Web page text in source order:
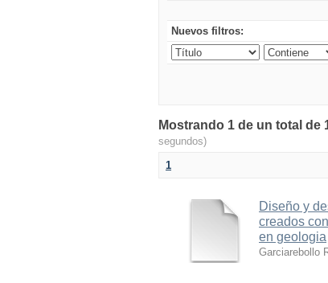
Nuevos filtros:
Mostrando 1 de un total de
segundos)
1
Diseño y
creados
en geologia
Garciarebollo